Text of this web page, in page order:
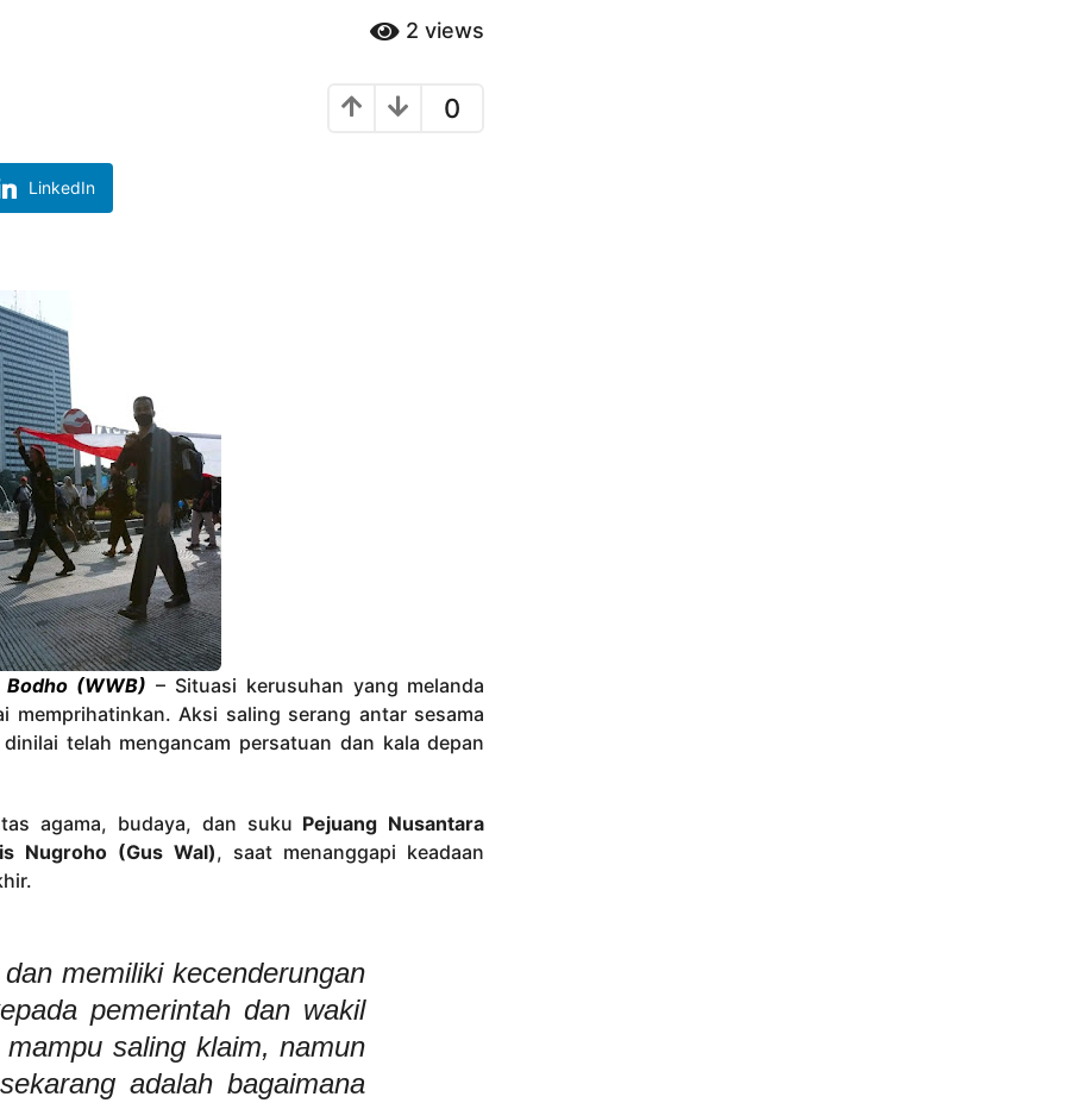
2 views
0
LinkedIn
(WWB) – Situasi kerusuhan yang melanda
Aksi saling serang antar sesama
telah mengancam persatuan dan kala depan
agama, budaya, dan suku Pejuang Nusantara
Nugroho (Gus Wal), saat menanggapi keadaan
memiliki kecenderungan
pemerintah dan wakil
saling klaim, namun
adalah bagaimana